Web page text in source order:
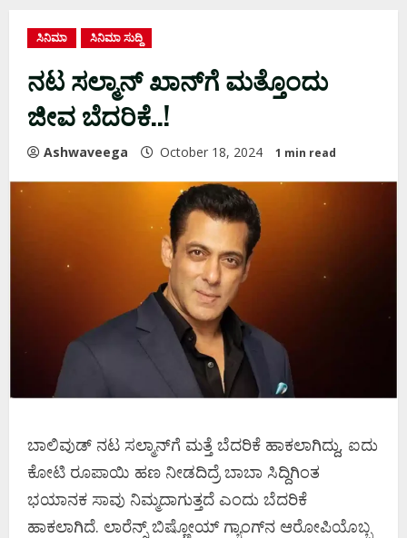
ಸಿನಿಮಾ ಸಿನಿಮಾ ಸುದ್ದಿ
ನಟ ಸಲ್ಮಾನ್‌ ಖಾನ್‌ಗೆ ಮತ್ತೊಂದು
ಜೀವ ಬೆದರಿಕೆ..!
Ashwaveega October 18, 2024 1 min read
ಬಾಲಿವುಡ್‌ ನಟ ಸಲ್ಮಾನ್‌ಗೆ ಮತ್ತೆ ಬೆದರಿಕೆ ಹಾಕಲಾಗಿದ್ದು, ಐದು
ಕೋಟಿ ರೂಪಾಯಿ ಹಣ ನೀಡದಿದ್ರೆ ಬಾಬಾ ಸಿದ್ದಿಗಿಂತ
ಭಯಾನಕ ಸಾವು ನಿಮ್ಮದಾಗುತ್ತದೆ ಎಂದು ಬೆದರಿಕೆ
ಹಾಕಲಾಗಿದೆ. ಲಾರೆನ್ಸ್‌ ಬಿಷ್ಣೋಯ್‌ ಗ್ಯಾಂಗ್‌ನ ಆರೋಪಿಯೊಬ್ಬ